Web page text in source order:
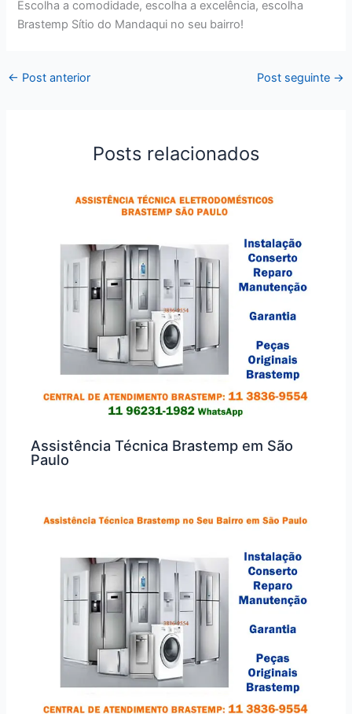
Escolha a comodidade, escolha a excelência, escolha
Brastemp Sítio do Mandaqui no seu bairro!
← Post anterior Post seguinte →
Posts relacionados
Assistência Técnica Brastemp em São
Paulo